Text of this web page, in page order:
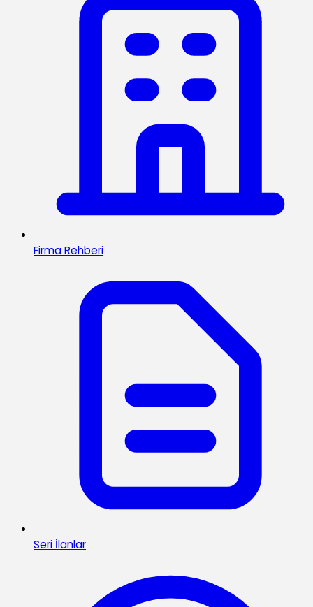
Firma Rehberi
Seri İlanlar